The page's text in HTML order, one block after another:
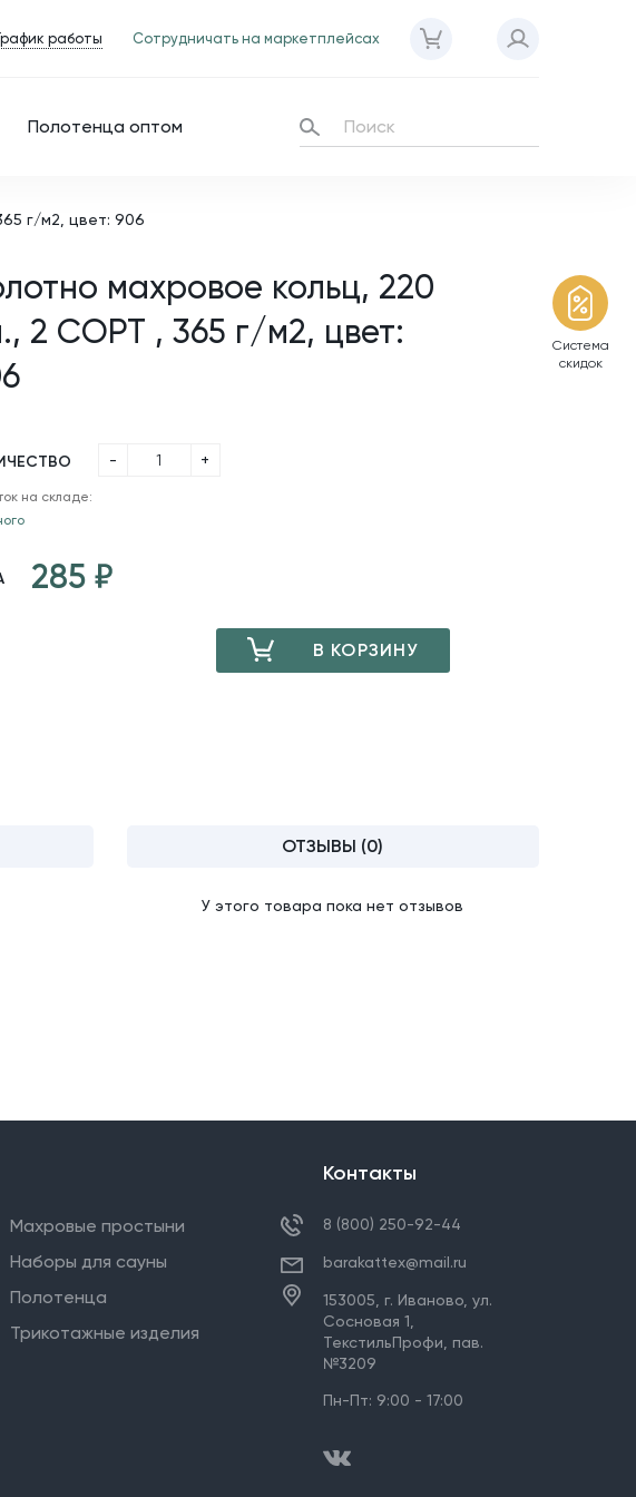
работы Сотрудничать на маркетплейсах
Полотенца оптом
г/м2, цвет: 906
махровое кольц, 220
2 СОРТ , 365 г/м2, цвет:
- +
на складе:
285
В КОРЗИНУ
Система
скидок
ОТЗЫВЫ (0)
У этого товара пока нет отзывов
Махровые простыни
Наборы для сауны
Полотенца
Трикотажные изделия
Контакты
8 (800) 250-92-44
barakattex@mail.ru
153005, г. Иваново ул.
Сосновая 1,
ТекстильПрофи, пав.
№3209
Пн-Пт: 9:00 - 17:00